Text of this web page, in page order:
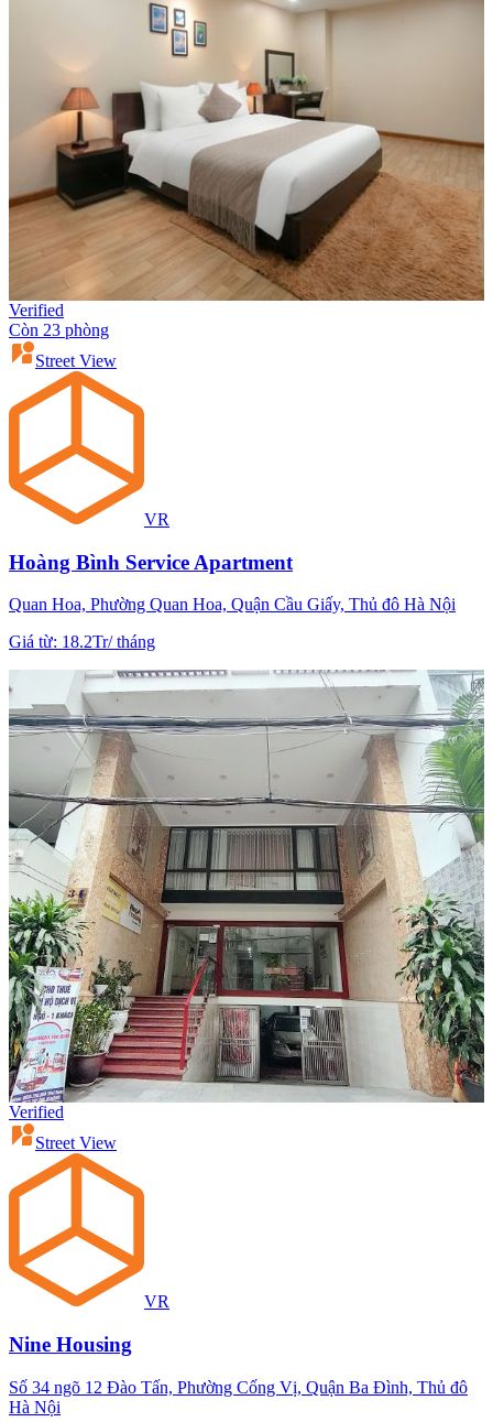
Verified
Còn 23 phòng
Street View
VR
Hoàng Bình Service Apartment
Quan Hoa, Phường Quan Hoa, Quận Cầu Giấy, Thủ đô Hà Nội
Giá từ: 18.2Tr/tháng
Verified
Street View
VR
Nine Housing
Số 34 ngõ 12 Đào Tấn, Phường Cống Vị, Quận Ba Đình, Thủ đô
Hà Nội